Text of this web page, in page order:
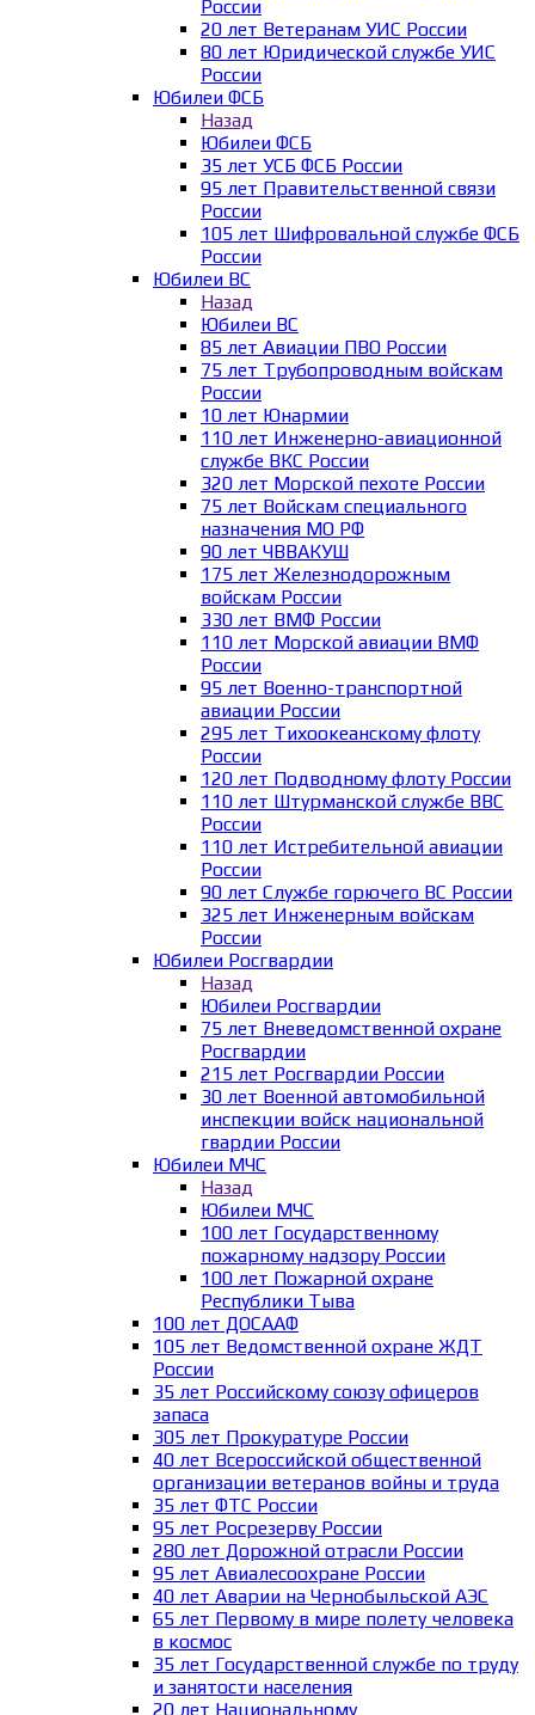
России
20 лет Ветеранам УИС России
80 лет Юридической службе УИС
России
Юбилеи ФСБ
Назад
Юбилеи ФСБ
35 лет УСБ ФСБ России
95 лет Правительственной связи
России
105 лет Шифровальной службе ФСБ
России
Юбилеи ВС
Назад
Юбилеи ВС
85 лет Авиации ПВО России
75 лет Трубопроводным войскам
России
10 лет Юнармии
110 лет Инженерно-авиационной
службе ВКС России
320 лет Морской пехоте России
75 лет Войскам специального
назначения МО РФ
90 лет ЧВВАКУШ
175 лет Железнодорожным
войскам России
330 лет ВМФ России
110 лет Морской авиации ВМФ
России
95 лет Военно-транспортной
авиации России
295 лет Тихоокеанскому флоту
России
120 лет Подводному флоту России
110 лет Штурманской службе ВВС
России
110 лет Истребительной авиации
России
90 лет Службе горючего ВС России
325 лет Инженерным войскам
России
Юбилеи Росгвардии
Назад
Юбилеи Росгвардии
75 лет Вневедомственной охране
Росгвардии
215 лет Росгвардии России
30 лет Военной автомобильной
инспекции войск национальной
гвардии России
Юбилеи МЧС
Назад
Юбилеи МЧС
100 лет Государственному
пожарному надзору России
100 лет Пожарной охране
Республики Тыва
100 лет ДОСААФ
105 лет Ведомственной охране ЖДТ
России
35 лет Российскому союзу офицеров
запаса
305 лет Прокуратуре России
40 лет Всероссийской общественной
организации ветеранов войны и труда
35 лет ФТС России
95 лет Росрезерву России
280 лет Дорожной отрасли России
95 лет Авиалесоохране России
40 лет Аварии на Чернобыльской АЭС
65 лет Первому в мире полету человека
в космос
35 лет Государственной службе по труду
и занятости населения
20 лет Национальному